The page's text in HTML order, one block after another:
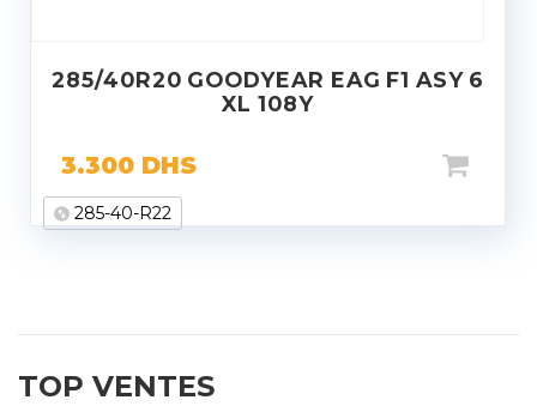
285/40R20 GOODYEAR EAG F1 ASY 6
XL 108Y
3.300 DHS
285-40-R22
TOP VENTES